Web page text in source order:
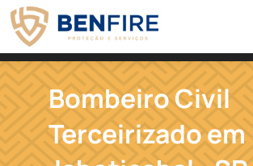
Bombeiro Civil
Terceirizado em